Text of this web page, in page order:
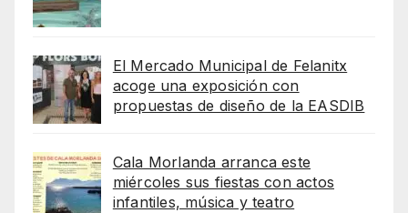
El Mercado Municipal de Felanitx
acoge una exposición con
propuestas de diseño de la EASDIB
Cala Morlanda arranca este
miércoles sus fiestas con actos
infantiles, música y teatro